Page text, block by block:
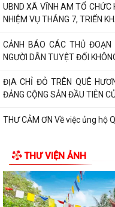
UBND XÃ VĨNH AM TỔ CHỨC
NHIỆM VỤ THÁNG 7, TRIỂN
CẢNH BÁO CÁC THỦ
NGƯỜI DÂN TUYỆT ĐỐI
ĐỊA CHỈ ĐỎ TRÊN QUÊ
ĐẢNG CỘNG SẢN ĐẦU TIÊN
THƯ CẢM ƠN Về việc ủng hộ
NGHIỆP THÁNG 8 NĂM 2026.
Sáng ngày 04/8/2026, Đảng
Thường trực Đảng ủy nhằm
THƯ VIỆN ẢNH